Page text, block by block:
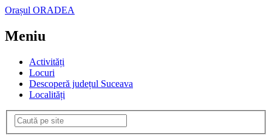
Orașul ORADEA
Meniu
Activități
Locuri
Descoperă județul Suceava
Localități